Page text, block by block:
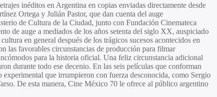
inéditos en Argentina en copias enviadas directamente desde
Ortega y Julián Pastor, que dan cuenta del auge
de Cultura de la Ciudad, junto con Fundación Cinemateca
de auge a mediados de los años setenta del siglo XX, auspiciado
en general después de los trágicos sucesos acontecidos en
las favorables circunstancias de producción para filmar
para la historia oficial. Una feliz circunstancia adicional
durante todo ese decenio. En las seis películas que conforman
experimental que irrumpieron con fuerza desconocida, como Sergio
. De esta manera, Cine México 70 le ofrece al público argentino